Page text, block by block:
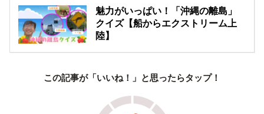
魅力がいっぱい！「沖縄の離島」
クイズ【船からエクストリーム上
陸】
この記事が「いいね！」と思ったらタップ！